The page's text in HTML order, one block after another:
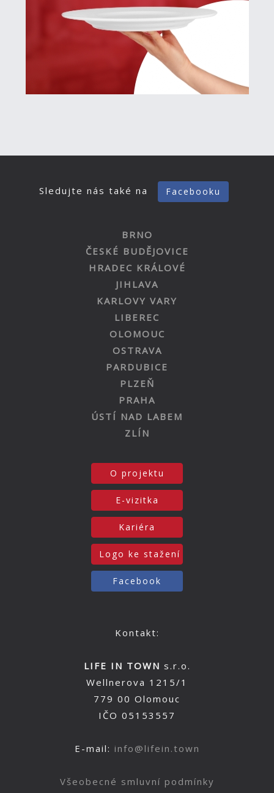
Sledujte nás také na Facebooku
BRNO
ČESKÉ BUDĚJOVICE
HRADEC KRÁLOVÉ
JIHLAVA
KARLOVY VARY
LIBEREC
OLOMOUC
OSTRAVA
PARDUBICE
PLZEŇ
PRAHA
ÚSTÍ NAD LABEM
ZLÍN
O projektu
E-vizitka
Kariéra
Logo ke stažení
Facebook
Kontakt:
LIFE IN TOWN s.r.o.
Wellnerova 1215/1
779 00 Olomouc
IČO 05153557
E-mail: info@lifein.town
Všeobecné smluvní podmínky